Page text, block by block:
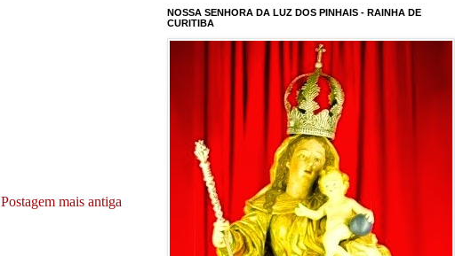
Postagem mais antiga
NOSSA SENHORA DA LUZ DOS PINHAIS - RAINHA DE
CURITIBA